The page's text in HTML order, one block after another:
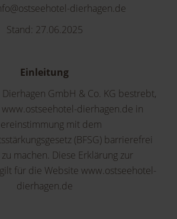
dierhagen.de
Stand: 27.06.2025
Einleitung
GmbH & Co. KG bestrebt,
dierhagen.de in
mit dem
(BFSG) barrierefrei
machen. Diese Erklärung zur
für die Website www.ostseehotel-
dierhagen.de